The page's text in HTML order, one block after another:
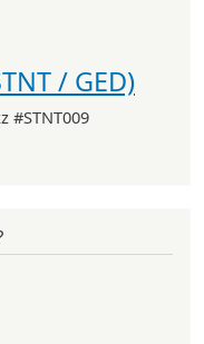
/ GED)
#STNT009